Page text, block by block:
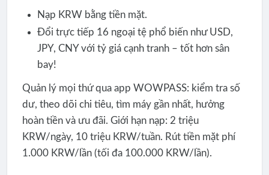
Nạp KRW bằng tiền mặt.
Đổi trực tiếp 16 ngoại tệ phổ biến như USD,
JPY, CNY với tỷ giá cạnh tranh – tốt hơn sân
bay!
Quản lý mọi thứ qua app WOWPASS: kiểm tra số
dư, theo dõi chi tiêu, tìm máy gần nhất, hưởng
hoàn tiền và ưu đãi. Giới hạn nạp: 2 triệu
KRW/ngày, 10 triệu KRW/tuần. Rút tiền mặt phí
1.000 KRW/lần (tối đa 100.000 KRW/lần).